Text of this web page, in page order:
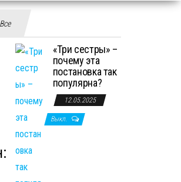
Все
«Три сестры» –
почему эта
постановка так
популярна?
12.05.2025
Выкл.